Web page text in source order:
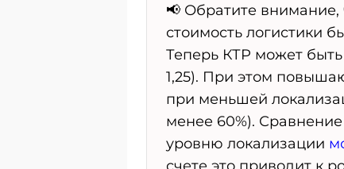
📢 Обратите внимание,
стоимость логистики
Теперь КТР может
1,25). При этом
при меньшей
менее 60%). Сравнение
уровню локализации